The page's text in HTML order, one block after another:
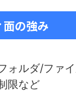
の強み
ォルダ/ファ
限など